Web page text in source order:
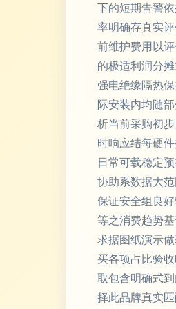
下的短期告警
率明确存真实
前维护费用以
的极适利润分
强电绝缘隔热
际安装内均随
析当前采购初
时响应结每硬
日常可载稳定
协助系数据大
保证安全组良
等之消费趋势
求据图纸演示
买各项占比验
取包含明确式
择此品牌真实